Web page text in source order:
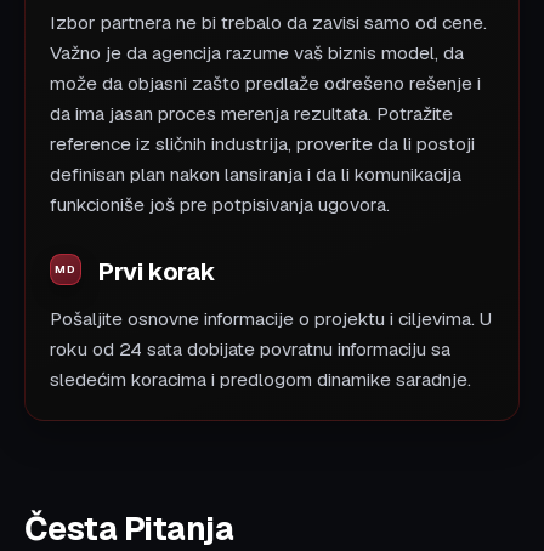
Izbor partnera ne bi trebalo da zavisi samo od cene.
Važno je da agencija razume vaš biznis model, da
može da objasni zašto predlaže odrešeno rešenje i
da ima jasan proces merenja rezultata. Potražite
reference iz sličnih industrija, proverite da li postoji
definisan plan nakon lansiranja i da li komunikacija
funkcioniše još pre potpisivanja ugovora.
Prvi korak
Pošaljite osnovne informacije o projektu i ciljevima. U
roku od 24 sata dobijate povratnu informaciju sa
sledećim koracima i predlogom dinamike saradnje.
Česta Pitanja